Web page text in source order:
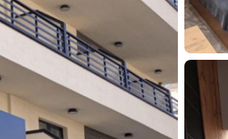
Nova Varoš
Uvac Kruševac
Pazar Zrenjanin
Milanovac Raška